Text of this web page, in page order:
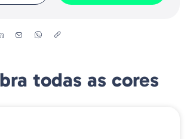
todas as cores